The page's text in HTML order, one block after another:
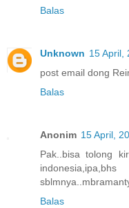
Balas
Unknown 15 April,
post email dong
Balas
Anonim 15 April,
Pak..bisa tolong
Balas